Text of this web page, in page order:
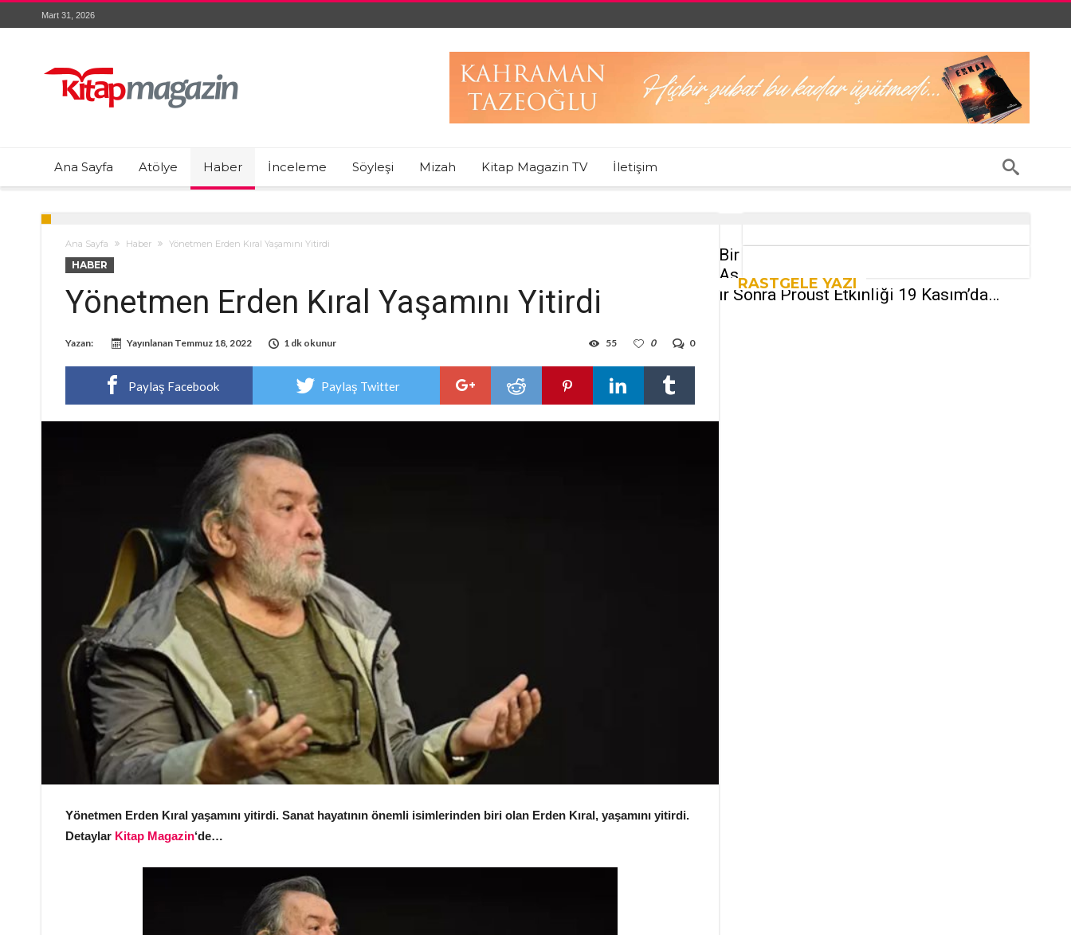
Mart 31, 2026
Ana Sayfa Atölye Haber İnceleme Söyleşi Mizah Kitap Magazin TV İletişim
Ana Sayfa Haber Yönetmen Erden Kıral Yaşamını Yitirdi
HABER
Yönetmen Erden Kıral Yaşamını Yitirdi
Yazan: Yayınlanan Temmuz 18, 2022 1 dk okunur 0
0
55
Paylaş Facebook Paylaş Twitter
Yönetmen Erden Kıral yaşamını yitirdi. Sanat hayatının önemli isimlerinden biri olan Erden Kıral, yaşamını yitirdi.
Detaylar Kitap Magazin‘de…
RASTGELE YAZI
Bir
As
ır Sonra Proust Etkinliği 19 Kasım’da…